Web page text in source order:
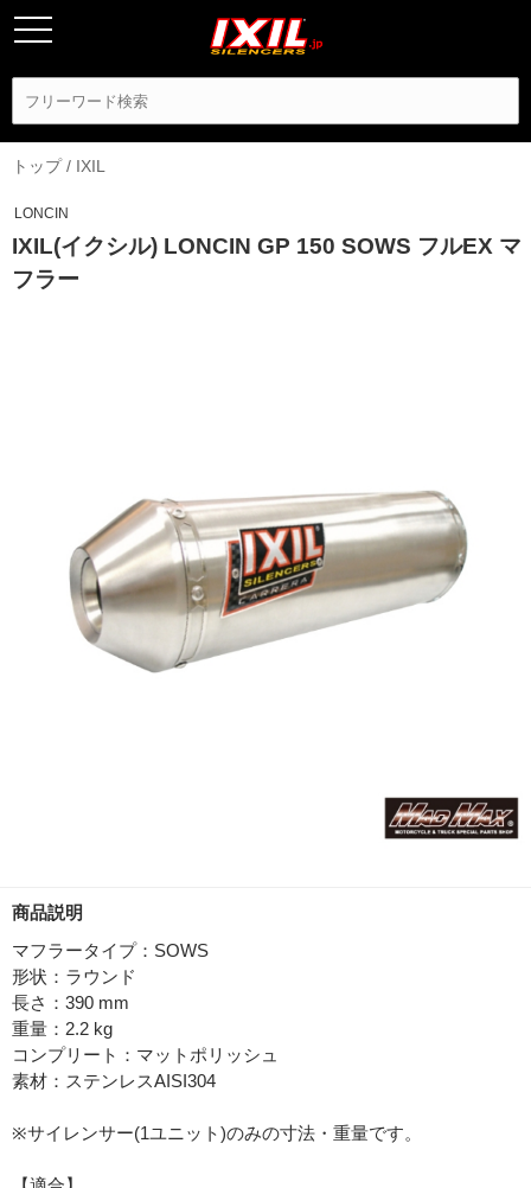
トップ/ IXIL
LONCIN
IXIL(イクシル) LONCIN GP 150 SOWS フルEX マ
フラー
商品説明
マフラータイプ：SOWS
形状：ラウンド
長さ：390 mm
重量：2.2 kg
コンプリート：マットポリッシュ
素材：ステンレスAISI304
※サイレンサー(1ユニット)のみの寸法・重量です。